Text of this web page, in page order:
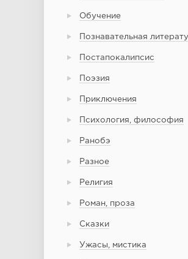
Обучение
Познавательная
Постапокалипсис
Поэзия
Приключения
Психология, философия
Ранобэ
Разное
Религия
Роман, проза
Сказки
Ужасы, мистика